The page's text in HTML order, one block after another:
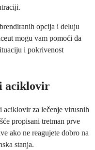
opcija i deluju
mogu vam pomoći da
i pokrivenost
aciklovir
aciklovir za lečenje virusnih
propisani tretman prve
ako ne reagujete dobro na
stanja.